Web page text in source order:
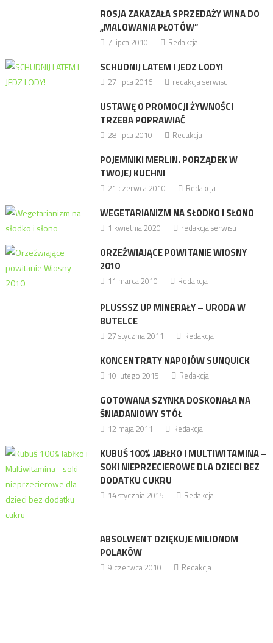
ROSJA ZAKAZAŁA SPRZEDAŻY WINA DO
„MALOWANIA PŁOTÓW”
7 lipca 2010 Redakcja
SCHUDNIJ LATEM I JEDZ LODY!
27 lipca 2016 redakcja serwisu
USTAWĘ O PROMOCJI ŻYWNOŚCI
TRZEBA POPRAWIAĆ
28 lipca 2010 Redakcja
POJEMNIKI MERLIN. PORZĄDEK W
TWOJEJ KUCHNI
21 czerwca 2010 Redakcja
WEGETARIANIZM NA SŁODKO I SŁONO
1 kwietnia 2020 redakcja serwisu
ORZEŹWIAJĄCE POWITANIE WIOSNY
2010
11 marca 2010 Redakcja
PLUSSSZ UP MINERAŁY – URODA W
BUTELCE
27 stycznia 2011 Redakcja
KONCENTRATY NAPOJÓW SUNQUICK
10 lutego 2015 Redakcja
GOTOWANA SZYNKA DOSKONAŁA NA
ŚNIADANIOWY STÓŁ
12 maja 2011 Redakcja
KUBUŚ 100% JABŁKO I MULTIWITAMINA –
SOKI NIEPRZECIEROWE DLA DZIECI BEZ
DODATKU CUKRU
14 stycznia 2015 Redakcja
ABSOLWENT DZIĘKUJE MILIONOM
POLAKÓW
9 czerwca 2010 Redakcja